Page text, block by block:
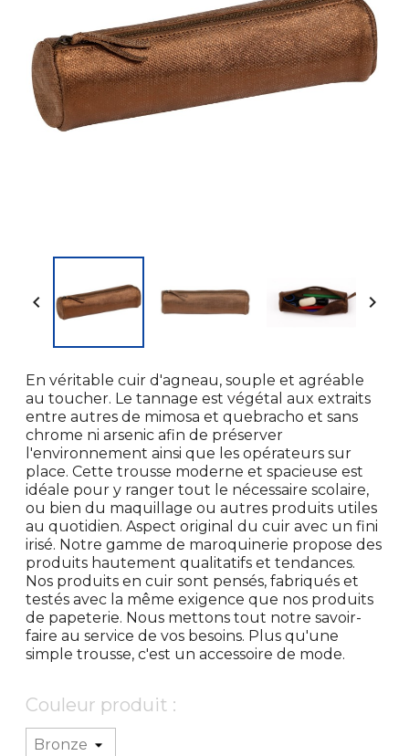
 
En véritable cuir d'agneau, souple et agréable
au toucher. Le tannage est végétal aux extraits
entre autres de mimosa et quebracho et sans
chrome ni arsenic afin de préserver
l'environnement ainsi que les opérateurs sur
place. Cette trousse moderne et spacieuse est
idéale pour y ranger tout le nécessaire scolaire,
ou bien du maquillage ou autres produits utiles
au quotidien. Aspect original du cuir avec un fini
irisé. Notre gamme de maroquinerie propose des
produits hautement qualitatifs et tendances.
Nos produits en cuir sont pensés, fabriqués et
testés avec la même exigence que nos produits
de papeterie. Nous mettons tout notre savoir-
faire au service de vos besoins. Plus qu'une
simple trousse, c'est un accessoire de mode.
Couleur produit :